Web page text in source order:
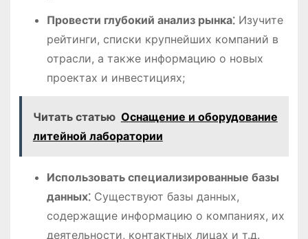
Провести глубокий анализ рынка⁚Изучите
рейтинги, списки крупнейших компаний в
отрасли, а также информацию о новых
проектах и инвестициях;
Читать статью Оснащение и оборудование
литейной лаборатории
Использовать специализированные базы
данных⁚Существуют базы данных,
содержащие информацию о компаниях, их
деятельности, контактных лицах и т.д.